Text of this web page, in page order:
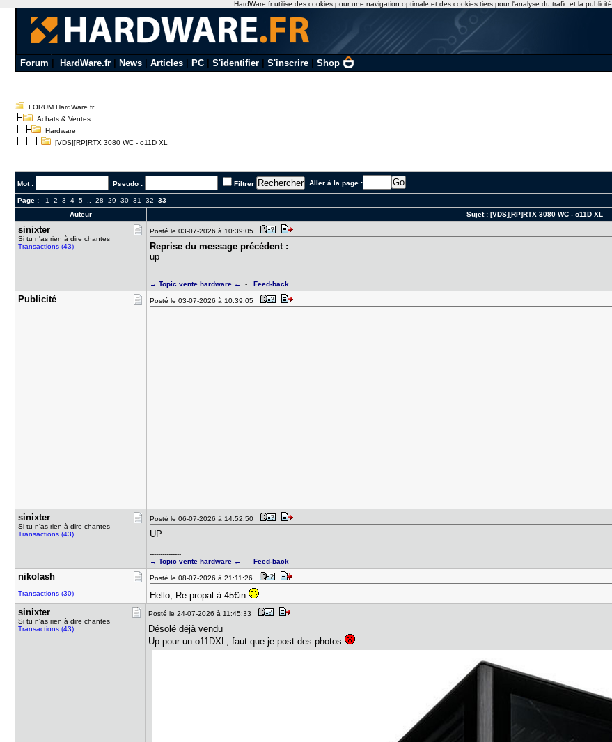
Forum HardWare.fr| News| Articles| PC| S'identifier| S'inscrire| Shop
FORUM HardWare.fr
Achats & Ventes
Hardware
[VDS][RP]RTX 3080 WC - o11D XL
Mot : Pseudo : Filtrer Aller à la page :
Page : 1 2 3 4 5 ..28 29 30 31 32 33
Auteur
Sujet : [VDS][RP]RTX 3080 WC - o11D XL
sinixter
Si tu n'as rien à dire chantes
Transactions (43)
Posté le 03-07-2026 à 10:39:05
Reprise du message précédent :
up
---------------
→ Topic vente hardware ←
- Feed-back
Publicité Posté le 03-07-2026 à 10:39:05
sinixter
Si tu n'as rien à dire chantes
Transactions (43)
Posté le 06-07-2026 à 14:52:50
UP
---------------
→ Topic vente hardware ←
- Feed-back
nikolash
Transactions (30)
Posté le 08-07-2026 à 21:11:26
Hello, Re-propal à 45€in
sinixter
Si tu n'as rien à dire chantes
Transactions (43)
Posté le 24-07-2026 à 11:45:33
Désolé déjà vendu
Up pour un o11DXL, faut que je post des photos
HardWare.fr utilise des cookies pour une navigation optimale et des cookies tiers pour l'analyse du trafic et la publicité